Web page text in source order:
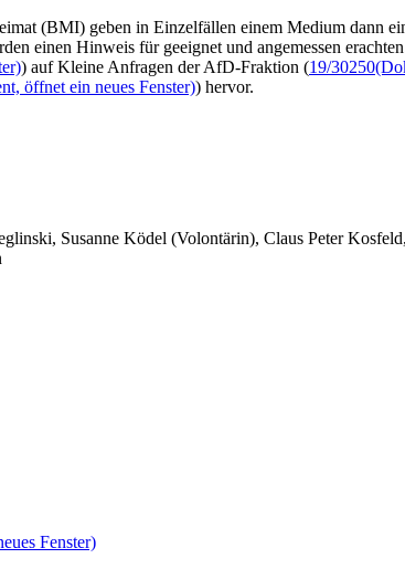
(BMI) geben in Einzelfällen einem Medium dann
einen Hinweis für geeignet und angemessen
) auf Kleine Anfragen der AfD-Fraktion (19/30250
öffnet ein neues Fenster)) hervor.
Susanne Ködel (Volontärin), Claus Peter
Fenster)